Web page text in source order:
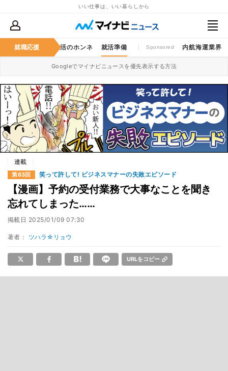
いい仕事は、いい暮らしから
就職応援
仕事のゲンバ 就活のホンネ 就活準備 Sponsored 内航海運業界
Googleでマイナビニュースを優先表示する方法
連載
第63回 笑って許して! ビジネスマナーの失敗エピソード
【漫画】予約の受付業務で大事なことを聞き
忘れてしまった……
掲載日 2025/01/09 07:30
著者： ツハラ☆リョウ
URLをコピー